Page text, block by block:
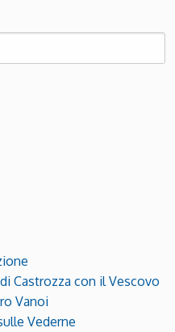
Castrozza con il Vescovo
Vanoi
Vederne